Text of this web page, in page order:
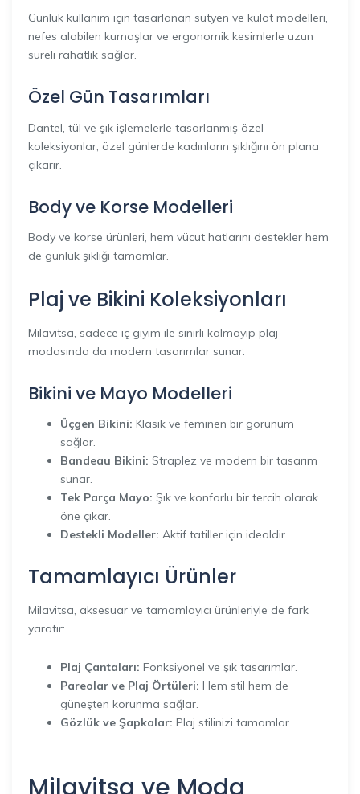
Günlük kullanım için tasarlanan sütyen ve külot modelleri,
nefes alabilen kumaşlar ve ergonomik kesimlerle uzun
süreli rahatlık sağlar.
Özel Gün Tasarımları
Dantel, tül ve şık işlemelerle tasarlanmış özel
koleksiyonlar, özel günlerde kadınların şıklığını ön plana
çıkarır.
Body ve Korse Modelleri
Body ve korse ürünleri, hem vücut hatlarını destekler hem
de günlük şıklığı tamamlar.
Plaj ve Bikini Koleksiyonları
Milavitsa, sadece iç giyim ile sınırlı kalmayıp plaj
modasında da modern tasarımlar sunar.
Bikini ve Mayo Modelleri
Üçgen Bikini: Klasik ve feminen bir görünüm
sağlar.
Bandeau Bikini: Straplez ve modern bir tasarım
sunar.
Tek Parça Mayo: Şık ve konforlu bir tercih olarak
öne çıkar.
Destekli Modeller: Aktif tatiller için idealdir.
Tamamlayıcı Ürünler
Milavitsa, aksesuar ve tamamlayıcı ürünleriyle de fark
yaratır:
Plaj Çantaları: Fonksiyonel ve şık tasarımlar.
Pareolar ve Plaj Örtüleri: Hem stil hem de
güneşten korunma sağlar.
Gözlük ve Şapkalar: Plaj stilinizi tamamlar.
Milavitsa ve Moda